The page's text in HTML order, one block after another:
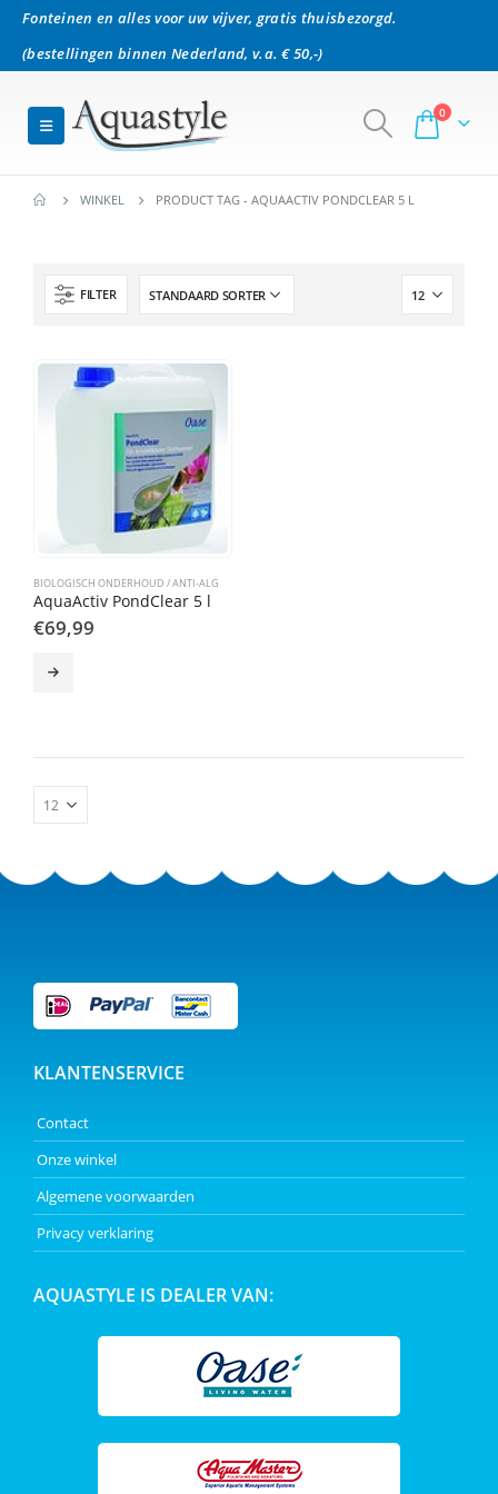
Fonteinen en alles voor uw vijver, gratis thuisbezorgd.
(bestellingen binnen Nederland, v.a. € 50,-)
0
WINKEL PRODUCT TAG - AQUAACTIV PONDCLEAR 5 L
FILTER
BIOLOGISCH ONDERHOUD / ANTI-ALG
AquaActiv PondClear 5 l
€69,99
KLANTENSERVICE
Contact
Onze winkel
Algemene voorwaarden
Privacy verklaring
AQUASTYLE IS DEALER VAN: